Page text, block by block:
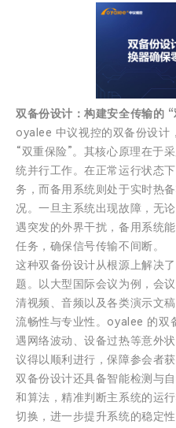
双备份设计：构建安全传输的 “
oyalee 中议视控的双备份设计
“双重保险”。其核心原理在于
统并行工作。在正常运行状态
务，而备用系统则处于实时热
况。一旦主系统出现故障，无
遇突发的外界干扰，备用系统
任务，确保信号传输不间断。
这种双备份设计从根源上解决
题。以大型国际会议为例，会
清视频、音频以及各类演示文
流畅性与专业性。oyalee 的双
遇网络波动、设备过热等意外
议得以顺利进行，保障参会者
双备份设计还具备智能检测与
和算法，精准判断主系统的运
切换，进一步提升系统的稳定性